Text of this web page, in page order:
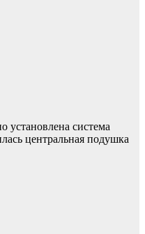
установлена система
центральная подушка